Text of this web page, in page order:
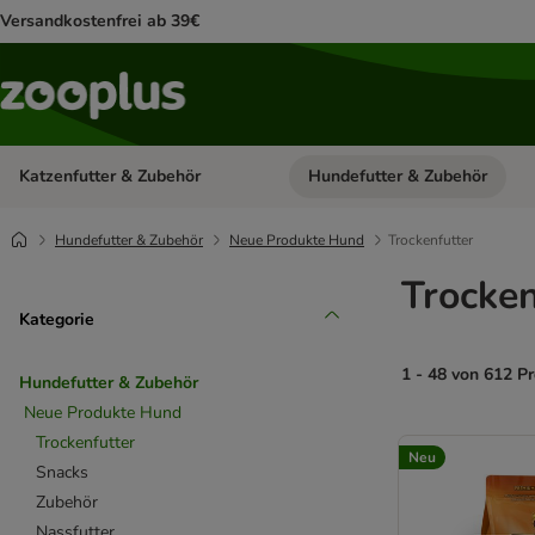
Versandkostenfrei ab 39€
Katzenfutter & Zubehör Kategorie-Menü öffnen:
Hundefutter & Zubehör
Hundefutter & Zubehör Neue Produkte Hund Trockenfutter
Kategorie
Hundefutter & Zubehör
Neue Produkte Hund
Trockenfutter
Snacks
Zubehör
1 - 48 von 612
Neu